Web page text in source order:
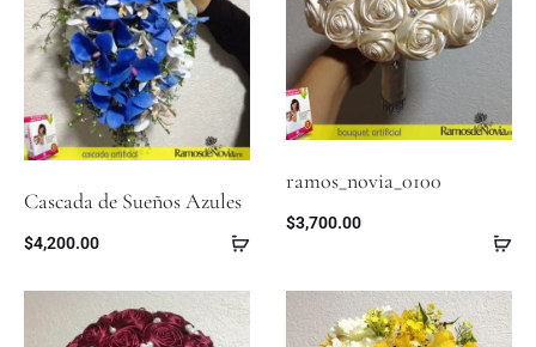
Cascada de Sueños Azules
$4,200.00
ramos_novia_0100
$3,700.00